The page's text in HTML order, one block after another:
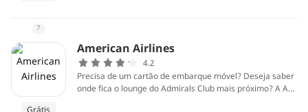
7
Grátis
American Airlines
4.2
Precisa de um cartão de embarque móvel? Deseja saber
onde fica o lounge do Admirals Club mais próximo? A Am